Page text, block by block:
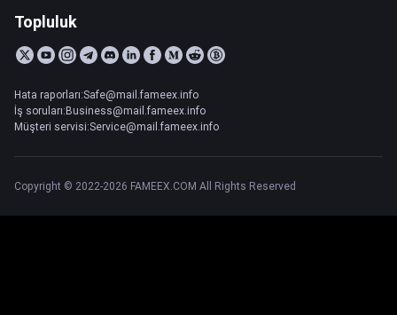
Topluluk
Hata raporları:Safe@mail.fameex.info
İş soruları:Business@mail.fameex.info
Müşteri servisi:Service@mail.fameex.info
Copyright © 2022-2026 FAMEEX.COM All Rights Reserved